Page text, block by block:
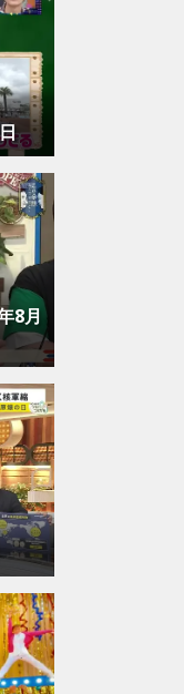
8月